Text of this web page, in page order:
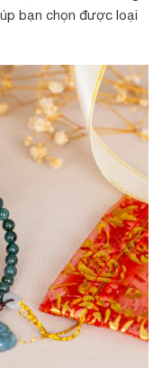
bạn chọn được loại